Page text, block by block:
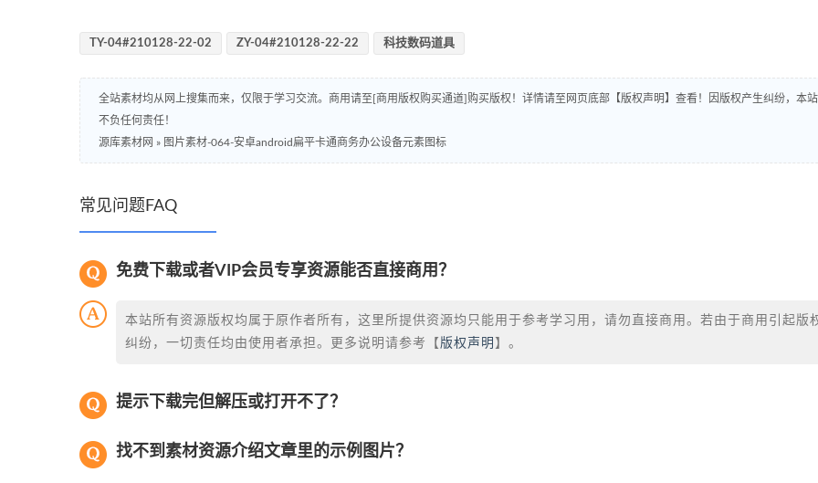
TY-04#210128-22-02 ZY-04#210128-22-22 科技数码道具
全站素材均从网上搜集而来，仅限于学习交流。商用请至[商用版权购买通道]购买版权！详情请至网页底部【版权声明】查看！因版权产生纠纷，本站
不负任何责任！
源库素材网 » 图片素材-064-安卓android扁平卡通商务办公设备元素图标
常见问题FAQ
免费下载或者VIP会员专享资源能否直接商用？
本站所有资源版权均属于原作者所有，这里所提供资源均只能用于参考学习用，请勿直接商用。若由于商用引起版
纠纷，一切责任均由使用者承担。更多说明请参考【 版权声明 】。
提示下载完但解压或打开不了？
找不到素材资源介绍文章里的示例图片？